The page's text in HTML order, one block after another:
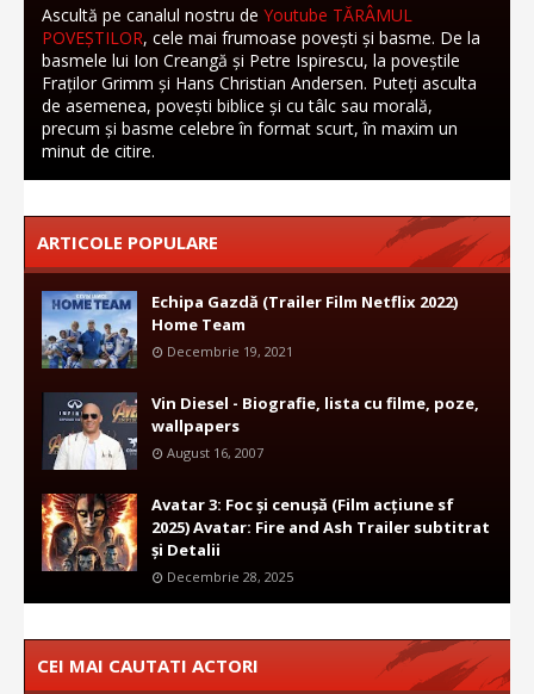
Ascultă pe canalul nostru de Youtube TĂRÂMUL
POVEȘTILOR, cele mai frumoase povești și basme. De la
basmele lui Ion Creangă și Petre Ispirescu, la poveștile
Fraților Grimm și Hans Christian Andersen. Puteți asculta
de asemenea, povești biblice și cu tâlc sau morală,
precum și basme celebre în format scurt, în maxim un
minut de citire.
ARTICOLE POPULARE
Echipa Gazdă (Trailer Film Netflix 2022)
Home Team
Decembrie 19, 2021
Vin Diesel - Biografie, lista cu filme, poze,
wallpapers
August 16, 2007
Avatar 3: Foc și cenușă (Film acțiune sf
2025) Avatar: Fire and Ash Trailer subtitrat
și Detalii
Decembrie 28, 2025
CEI MAI CAUTATI ACTORI